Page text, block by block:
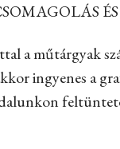
a műtárgyak
ingyenes a